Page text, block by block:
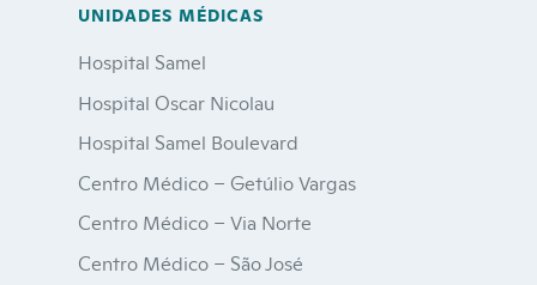
UNIDADES MÉDICAS
Hospital Samel
Hospital Oscar Nicolau
Hospital Samel Boulevard
Centro Médico – Getúlio Vargas
Centro Médico – Via Norte
Centro Médico – São José